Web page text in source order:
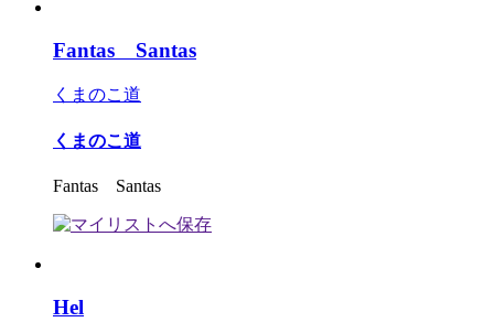
Fantas Santas
くまのこ道
くまのこ道
Fantas Santas
Hel